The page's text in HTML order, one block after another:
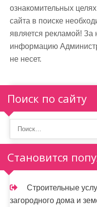
ознакомительных
сайта в поиске
является рекламой!
информацию
не несет.
Поиск по сайту
Становится
Строительные
загородного дома и